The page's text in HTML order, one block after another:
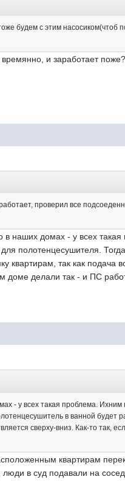
будем с этим насосиком(чтоб
времянно, и заработает
проверил все
в наших домах - у всех
полотенцесушителя.
квартирам, так как подача
доме делали так - и ПС
- у всех такая проблема.
в ванной будет
сверху-вниз. Как-то так,
квартирам
в суд подавали на